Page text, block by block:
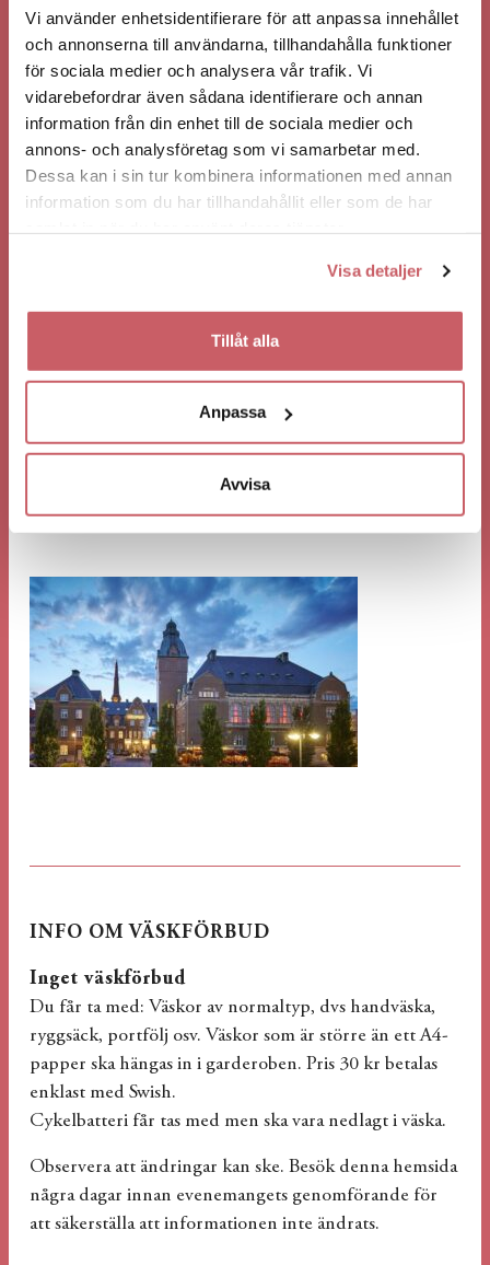
Vi använder enhetsidentifierare för att anpassa innehållet
och annonserna till användarna, tillhandahålla funktioner
för sociala medier och analysera vår trafik. Vi
vidarebefordrar även sådana identifierare och annan
information från din enhet till de sociala medier och
annons- och analysföretag som vi samarbetar med.
Dessa kan i sin tur kombinera informationen med annan
information som du har tillhandahållit eller som de har
Visa detaljer
Tillåt alla
Anpassa
Avvisa
Gör som vi och stöd Barncancerfonden. När du köper
biljetter till våra evenemang har du möjlighet att
skänka 10 kr till Barncancerfonden i samband med ditt
köp.
Stadshotellet i
Västerås
INFO OM VÄSKFÖRBUD
Inget väskförbud
Du får ta med: Väskor av normaltyp, dvs handväska,
ryggsäck, portfölj osv. Väskor som är större än ett A4-
papper ska hängas in i garderoben. Pris 30 kr betalas
enklast med Swish.
Cykelbatteri får tas med men ska vara nedlagt i väska.
Observera att ändringar kan ske. Besök denna hemsida
några dagar innan evenemangets genomförande för
att säkerställa att informationen inte ändrats.